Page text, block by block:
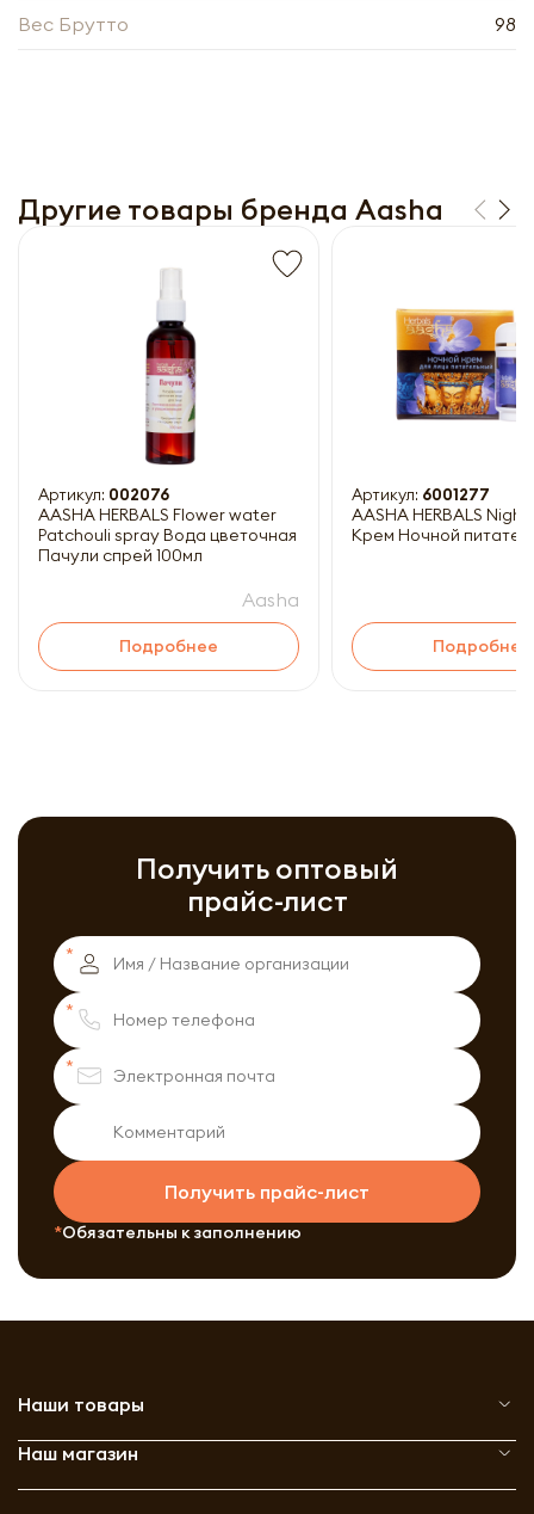
Вес Брутто 98
Другие товары бренда Aasha
Артикул: 002076
AASHA HERBALS Flower water
Patchouli spray Вода цветочная
Пачули спрей 100мл
Aasha
Подробнее
Артикул: 6001277
AASHA HERBALS
Крем Ночной
Подробнее
Получить оптовый
прайс-лист
Получить прайс-лист
Обязательны к заполнению
Получить прайс-лист
Обязательны к заполнению
Наши товары
Наш магазин